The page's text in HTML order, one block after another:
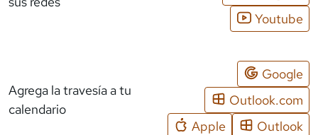
Youtube
Agrega la travesía a tu
calendario
Google
Outlook.com
Apple
Outlook